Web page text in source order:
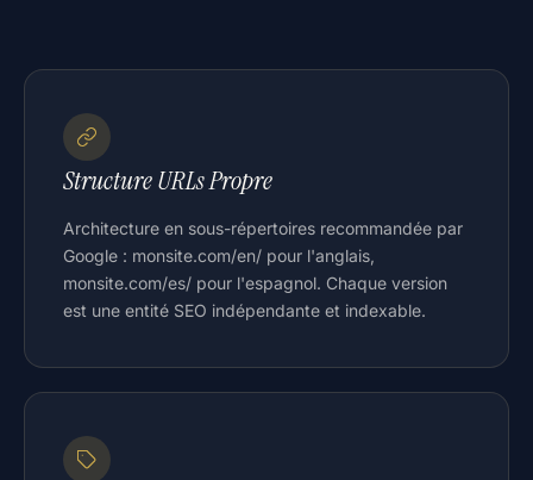
Structure URLs Propre
Architecture en sous-répertoires recommandée par
Google : monsite.com/en/ pour l'anglais,
monsite.com/es/ pour l'espagnol. Chaque version
est une entité SEO indépendante et indexable.